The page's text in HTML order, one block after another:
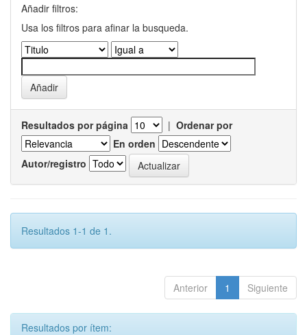
Añadir filtros:
Usa los filtros para afinar la busqueda.
Resultados por página | Ordenar por
En orden
Autor/registro
Resultados 1-1 de 1.
Anterior 1 Siguiente
Resultados por ítem: